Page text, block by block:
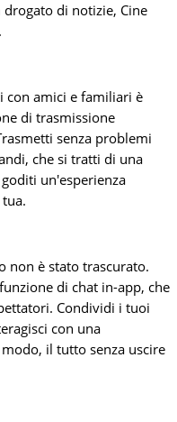
di notizie, Cine
con amici e familiari è
di trasmissione
senza problemi
che si tratti di una
un'esperienza
non è stato trascurato.
di chat in-app, che
Condividi i tuoi
con una
il tutto senza uscire